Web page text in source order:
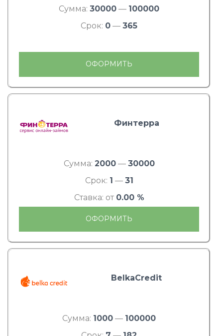
Сумма: 30000 — 100000
Срок: 0 — 365
ОФОРМИТЬ
Финтерра
Сумма: 2000— 30000
Срок: 1 — 31
Ставка: от 0.00 %
ОФОРМИТЬ
BelkaCredit
Сумма: 1000 — 100000